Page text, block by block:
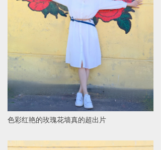
色彩红艳的玫瑰花墙真的超出片